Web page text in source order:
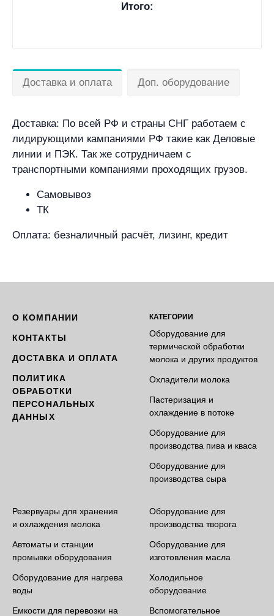
Итого:
Доставка и оплата Доп. оборудование
Доставка: По всей РФ и страны СНГ работаем с
лидирующими кампаниями РФ такие как Деловые
линии и ПЭК. Так же сотрудничаем с
транспортными компаниями проходящих грузов.
Самовывоз
ТК
Оплата: безналичный расчёт, лизинг, кредит
О КОМПАНИИ
КОНТАКТЫ
ДОСТАВКА И ОПЛАТА
ПОЛИТИКА
ОБРАБОТКИ
ПЕРСОНАЛЬНЫХ
ДАННЫХ
КАТЕГОРИИ
Оборудование для
термической обработки
молока и других продуктов
Охладители молока
Пастеризация и
охлаждение в потоке
Оборудование для
производства пива и кваса
Оборудование для
производства сыра
Резервуары для хранения
и охлаждения молока
Автоматы и станции
промывки оборудования
Оборудование для нагрева
воды
Емкости для перевозки на
Оборудование для
производства творога
Оборудование для
изготовления масла
Холодильное
оборудование
Вспомогательное